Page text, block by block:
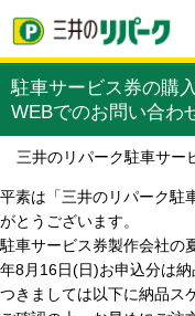
駐車サービス券の購
WEBでのお問い合わ
三井のリパーク駐車サ
平素は「三井のリパーク駐
がとうございます。
駐車サービス券製作会社の
年8月16日(日)お申込分は納
つきましては以下に納品ス